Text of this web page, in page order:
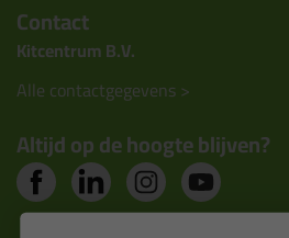
Contact
Kitcentrum B.V.
Alle contactgegevens >
Altijd op de hoogte blijven?